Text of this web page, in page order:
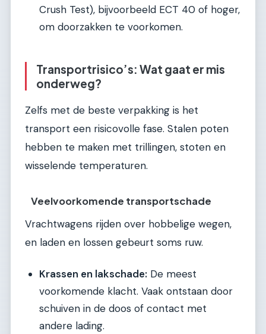
Crush Test), bijvoorbeeld ECT 40 of hoger,
om doorzakken te voorkomen.
Transportrisico’s: Wat gaat er mis
onderweg?
Zelfs met de beste verpakking is het
transport een risicovolle fase. Stalen poten
hebben te maken met trillingen, stoten en
wisselende temperaturen.
Veelvoorkomende transportschade
Vrachtwagens rijden over hobbelige wegen,
en laden en lossen gebeurt soms ruw.
Krassen en lakschade: De meest
voorkomende klacht. Vaak ontstaan door
schuiven in de doos of contact met
andere lading.